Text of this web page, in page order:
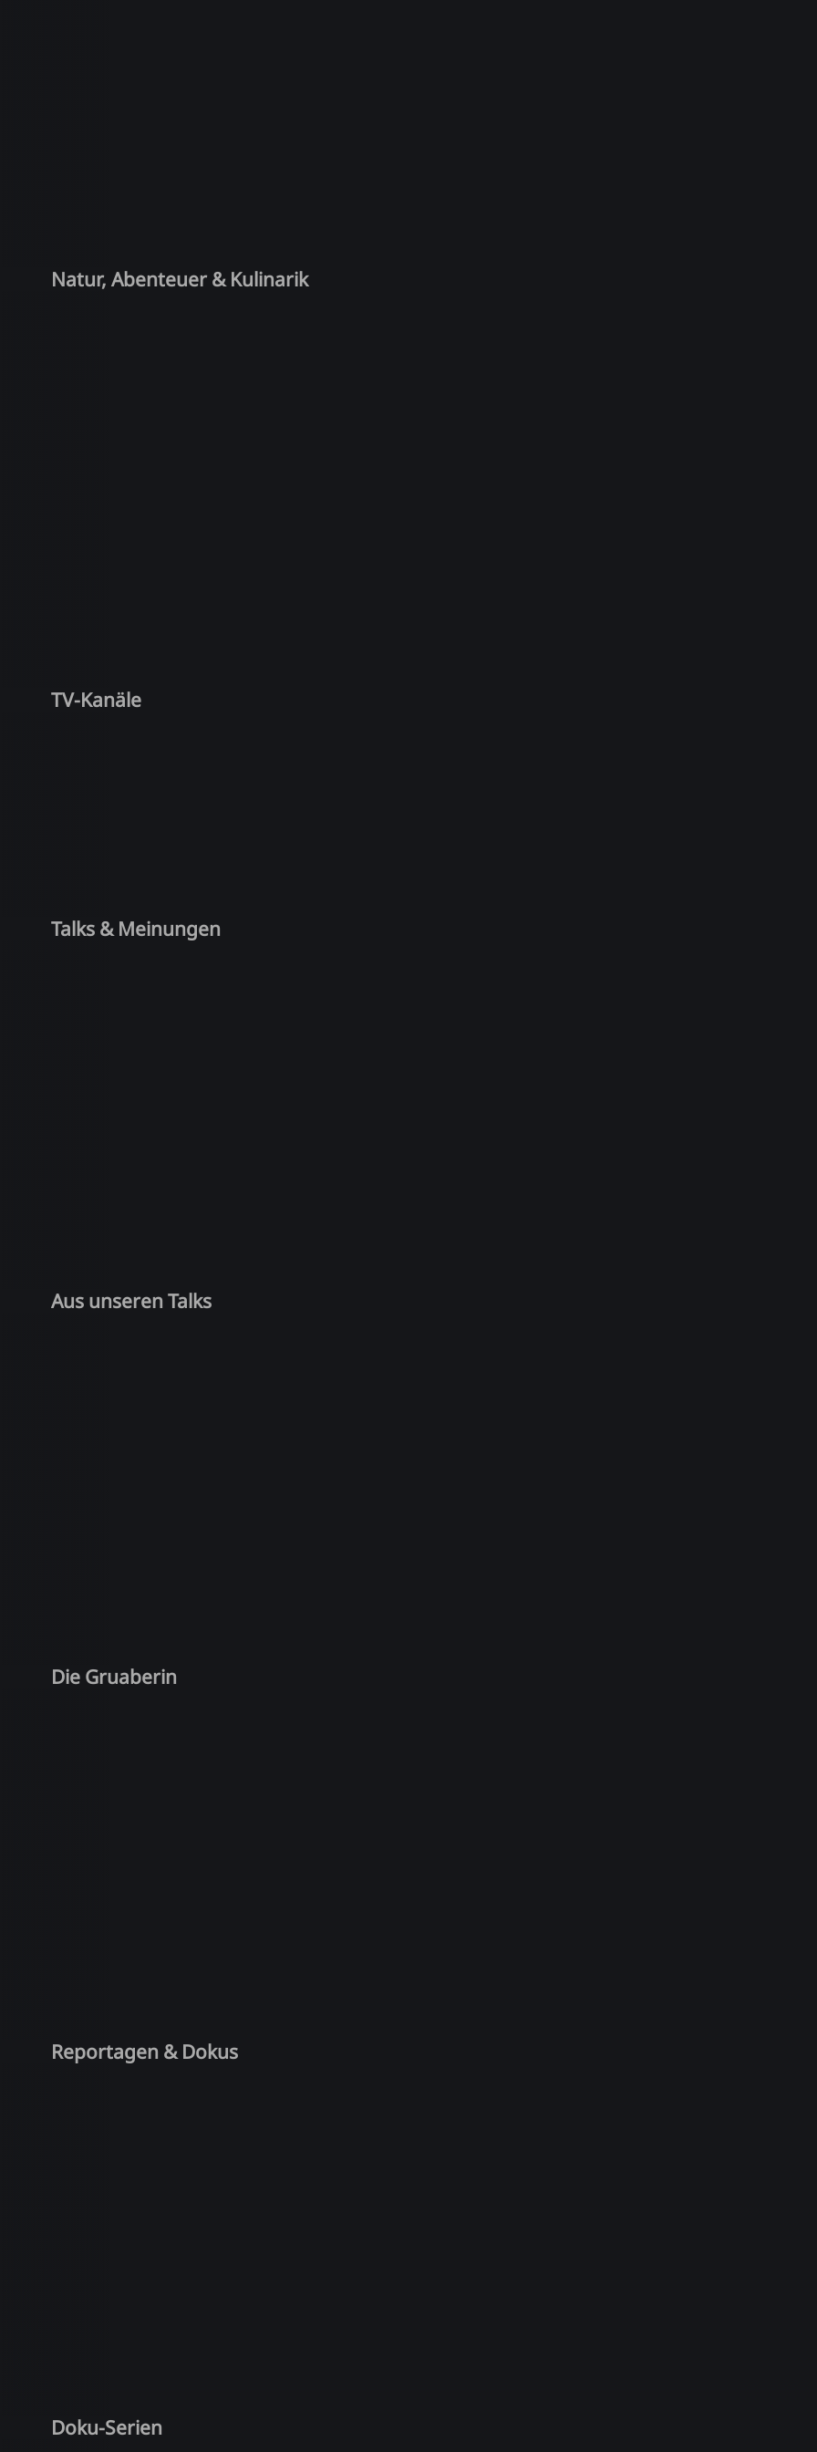
Natur, Abenteuer & Kulinarik
TV-Kanäle
Talks & Meinungen
Aus unseren Talks
Die Gruaberin
Reportagen & Dokus
Doku-Serien